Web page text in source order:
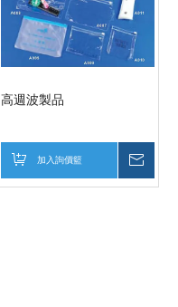
高週波製品
加入詢價籃